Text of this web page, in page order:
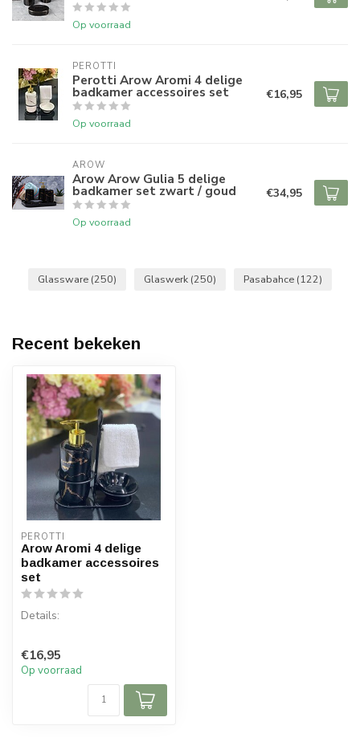
Op voorraad
PEROTTI
Perotti Arow Aromi 4 delige
badkamer accessoires set
Op voorraad
€16,95
AROW
Arow Arow Gulia 5 delige
badkamer set zwart / goud
Op voorraad
€34,95
Glassware (250) Glaswerk (250) Pasabahce (122)
Recent bekeken
PEROTTI
Arow Aromi 4 delige
badkamer accessoires
set
Details:
en 17,5 cm breedte
1 x Vloeibare Zeepdispe...
€16,95
Op voorraad